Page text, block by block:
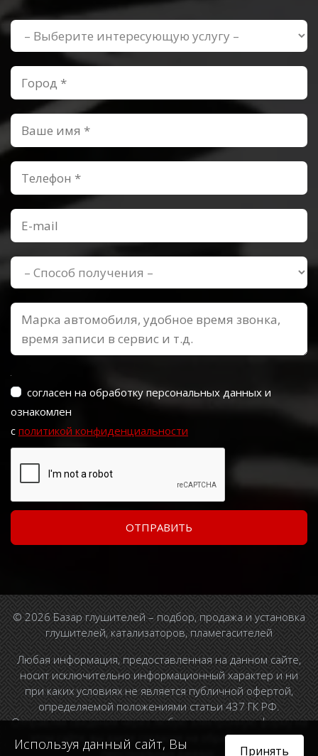
согласен на обработку персональных данных и
ознакомлен
с политикой конфиденциальности
Используя данный сайт, Вы
Принять
© 2026 Базар глушителей – подбор, продажа и установка
глушителей, катализаторов, пламегасителей
Любая информация, предоставленная на данном сайте,
носит исключительно информационный характер и ни
при каких условиях не является публичной офертой,
определяемой положениями статьи 437 ГК РФ.
Отправляя сведения через любую электронную форму на
этом сайте, вы даете согласие на обработку ваших
персональных данных.